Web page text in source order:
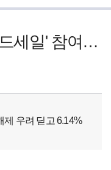
세일' 참여…
제 우려 딛고 6.14%